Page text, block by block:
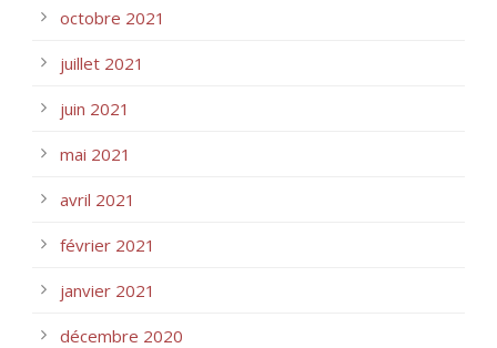
octobre 2021
juillet 2021
juin 2021
mai 2021
avril 2021
février 2021
janvier 2021
décembre 2020